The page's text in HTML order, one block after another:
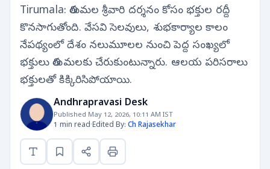
Tirumala: తిరుమల శ్రీవారి దర్శనం కోసం భక్తుల రద్దీ
కొనసాగుతోంది. వేసవి సెలవులు, శుభకార్యాల కాలం
నేపథ్యంలో దేశం నలుమూలల నుంచి పెద్ద సంఖ్యలో
భక్తులు తిరుమలకు చేరుకుంటున్నారు. ఆలయ పరిసరాలు
భక్తులతో కిక్కిరిసిపోయాయి.
Andhrapravasi Desk
Published May 12, 2026, 10:11 AM IST
1 min read·Edited By: Ch Rajasekhar